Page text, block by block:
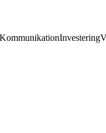
KommunikationInvestering